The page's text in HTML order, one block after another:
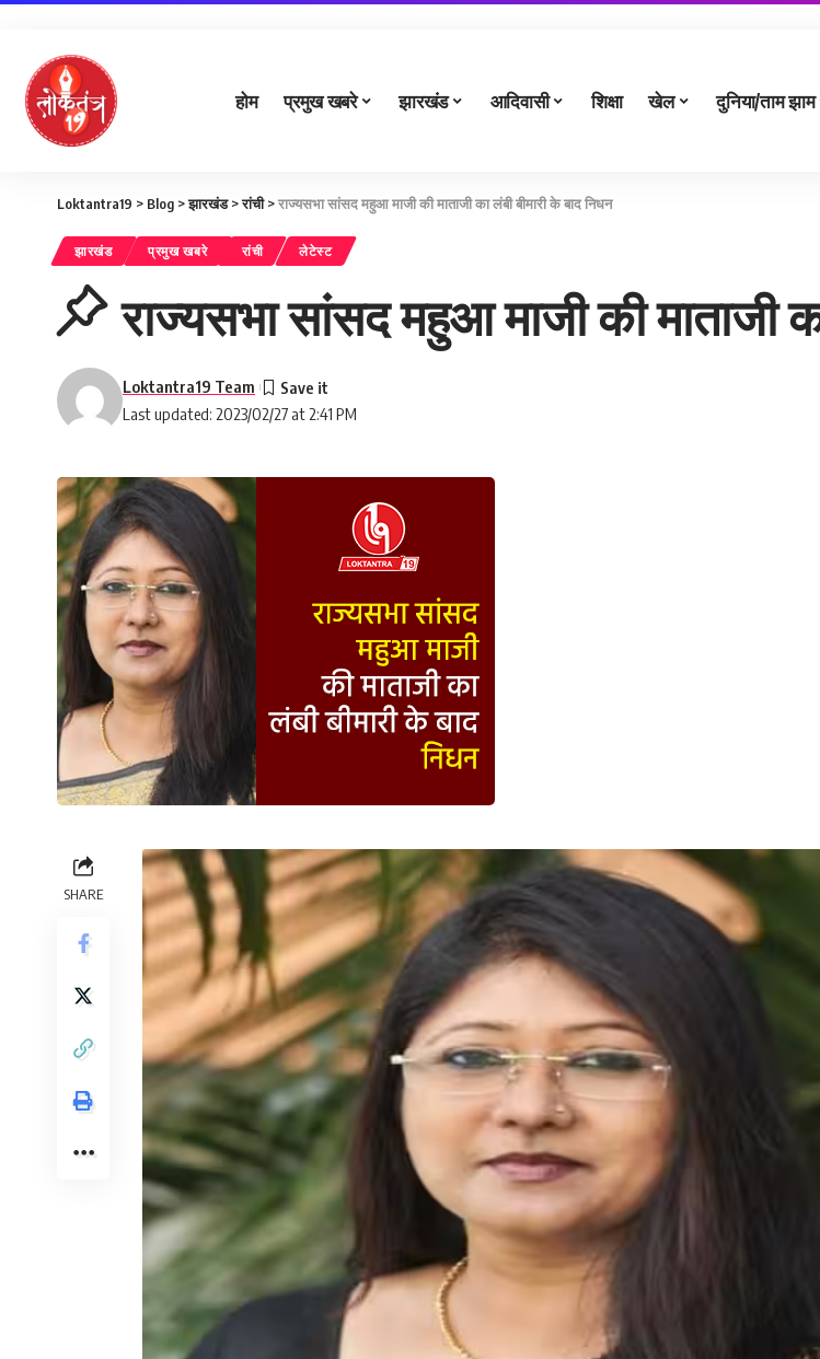
होम प्रमुख खबरे झारखंड आदिवासी शिक्षा खेल दुनिया/ताम झाम
Loktantra19 > Blog >झारखंड>रांची>राज्यसभा सांसद महुआ माजी की माताजी का लंबी बीमारी के बाद निधन
झारखंड प्रमुख खबरे रांची लेटेस्ट
राज्यसभा सांसद महुआ माजी की माताजी
Last updated: 2023/02/27 at 2:41 PM
Loktantra19 Team
SHARE